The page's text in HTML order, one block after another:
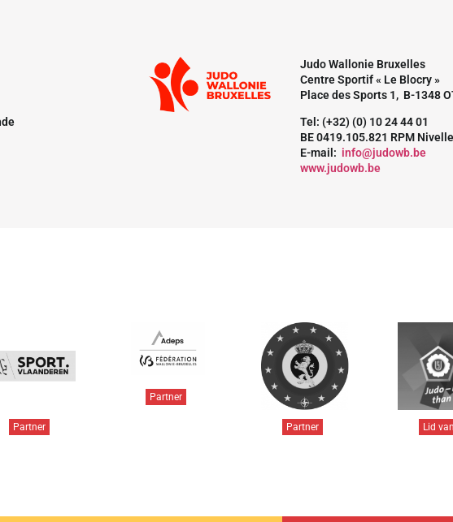
Judo Wallonie Bruxelles
Centre Sportif « Le Blocry »
Place des Sports 1, B-1348
Tel: (+32) (0) 10 24 44 01
BE 0419.105.821 RPM
E-mail: info@judowb.be
www.judowb.be
Partner
Partner
Partner Lid van